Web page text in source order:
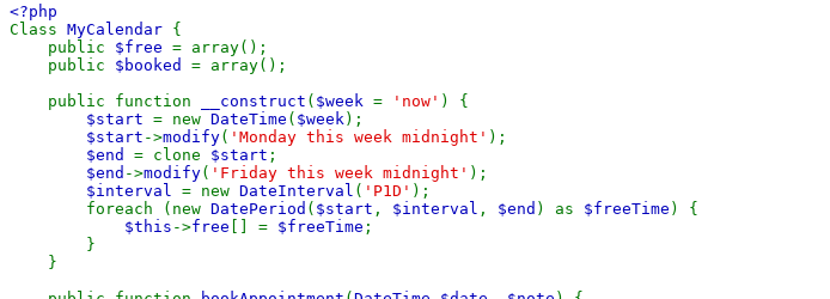
<?php
Class MyCalendar {
public $free = array();
public $booked = array();
public function
__construct ( $week = 'now' ) {
$start = new DateTime ( $week );
$start ->modify( 'Monday this week midnight' );
$end = clone $start ;
$end ->modify( 'Friday this week midnight' );
$interval = new DateInterval ( 'P1D' );
foreach (new DatePeriod ( $start , $interval , $end ) as $freeTime ) {
$this ->free [] = $freeTime ;
}
}